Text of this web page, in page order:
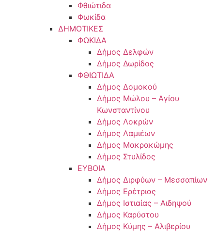
Φθιώτιδα
Φωκίδα
ΔΗΜΟΤΙΚΕΣ
ΦΩΚΙΔΑ
Δήμος Δελφών
Δήμος Δωρίδος
ΦΘΙΩΤΙΔΑ
Δήμος Δομοκού
Δήμος Μώλου – Αγίου
Κωνσταντίνου
Δήμος Λοκρών
Δήμος Λαμιέων
Δήμος Μακρακώμης
Δήμος Στυλίδος
ΕΥΒΟΙΑ
Δήμος Διρφύων – Μεσσαπίων
Δήμος Ερέτριας
Δήμος Ιστιαίας – Αιδηψού
Δήμος Καρύστου
Δήμος Κύμης – Αλιβερίου